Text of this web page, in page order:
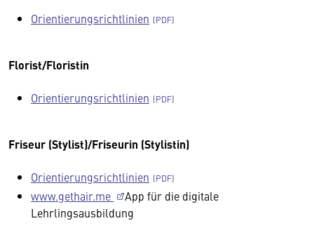
Orientierungsrichtlinien
Florist/Floristin
Orientierungsrichtlinien
Friseur (Stylist)/Friseurin (Stylistin)
Orientierungsrichtlinien
www.gethair.me
App für die digitale
Lehrlingsausbildung